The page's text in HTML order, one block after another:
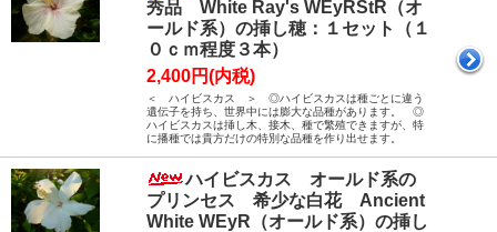
秀品 White Ray's WEyRStR（オ
ールド系）の挿し穂：１セット（１
０ｃｍ程度３本）
2,400円(内税)
＜ ハイビスカス ＞ ◎ハイビスカスは種ごとに違う
遺伝子を持ち、世界中には膨大な品種があります。 ◎
ハイビスカスは挿し木、接木、種で繁殖できますが、特
に播種では貴方だけの特別な品種を作り出せます。
ハイビスカス オールド系の
プリンセス 希少な白花 Ancient
White WEyR（オールド系）の挿し